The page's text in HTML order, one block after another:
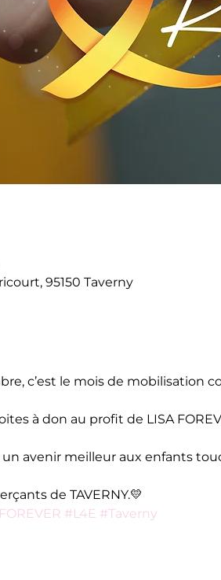
95150 Taverny
c’est le mois de mobilisation
à don au profit de LISA
avenir meilleur aux enfants
de TAVERNY.💛
#L4E #Taverny